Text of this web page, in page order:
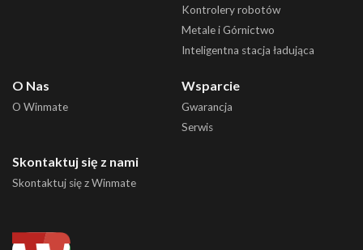
Kontrolery robotów
Metale i Górnictwo
Inteligentna stacja ładująca
O Nas
O Winmate
Wsparcie
Gwarancja
Serwis
Skontaktuj się z nami
Skontaktuj się z Winmate